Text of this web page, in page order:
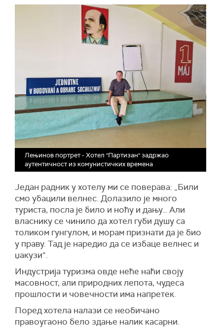
Лењинов портрет - Хотел "Партизан" задржао
аутентичност из комунистичких времена
Један радник у хотелу ми се поверава: „Били
смо убацили велнес. Долазило је много
туриста, посла је било и ноћу и дању… Али
власнику се чинило да хотел губи душу са
толиком гунгулом, и морам признати да је био
у праву. Тад је наредио да се избаце велнес и
џакузи“.
Индустрија туризма овде неће наћи своју
масовност, али природних лепота, чудеса
прошлости и човечности има напретек.
Поред хотела налази се необичано
правоугаоно бело здање налик касарни.